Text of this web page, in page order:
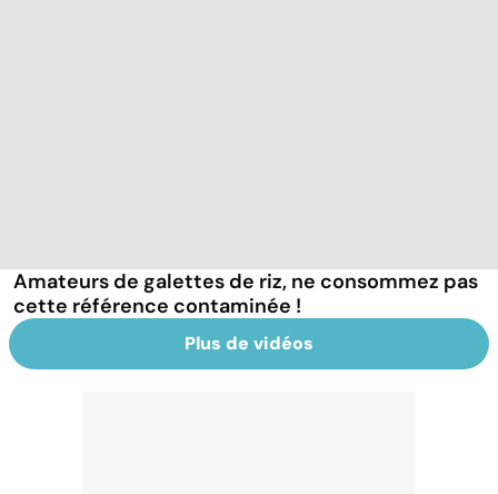
Amateurs de galettes de riz, ne consommez pas
cette référence contaminée !
Plus de vidéos